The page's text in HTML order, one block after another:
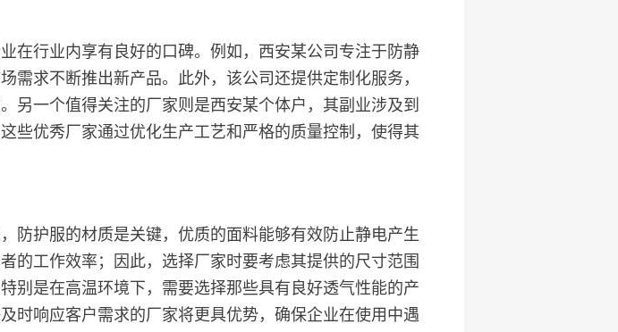
在行业内享有良好的口碑。例如，西安某公司专注于防静
需求不断推出新产品。此外，该公司还提供定制化服务，
另一个值得关注的厂家则是西安某个体户，其副业涉及到
些优秀厂家通过优化生产工艺和严格的质量控制，使得其
防护服的材质是关键，优质的面料能够有效防止静电产生
的工作效率；因此，选择厂家时要考虑其提供的尺寸范围
别是在高温环境下，需要选择那些具有良好透气性能的产
时响应客户需求的厂家将更具优势，确保企业在使用中遇